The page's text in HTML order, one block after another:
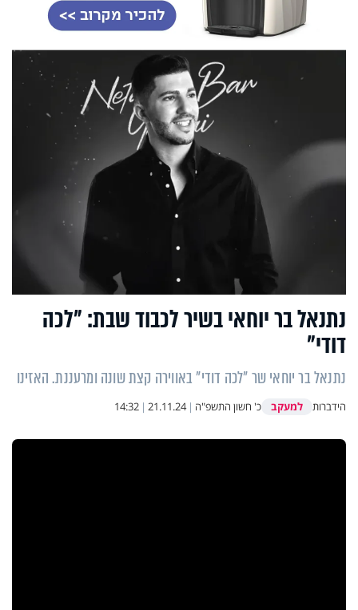
נתנאל בר יוחאי בשיר לכבוד שבת: "לכה
דודי"
נתנאל בר יוחאי שר "לכה דודי" באווירה קצת שונה ומרעננת. האזינו
הידברות למעקב כ' חשון התשפ"ה |
21.11.24
|
14:32